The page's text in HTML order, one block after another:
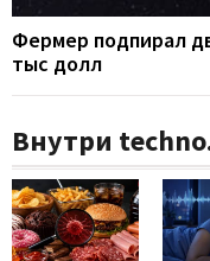
Фермер подпирал
тыс долл
Внутри